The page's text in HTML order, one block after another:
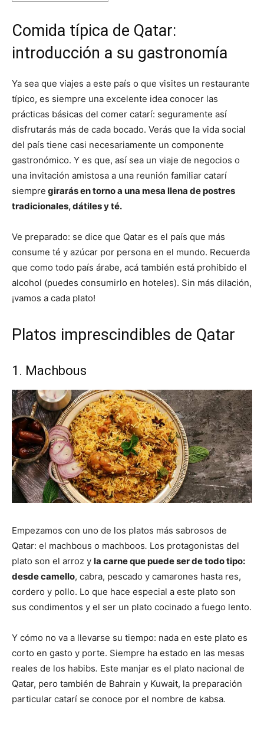
Comida típica de Qatar:
introducción a su gastronomía
Ya sea que viajes a este país o que visites un restaurante
típico, es siempre una excelente idea conocer las
prácticas básicas del comer catarí: seguramente así
disfrutarás más de cada bocado. Verás que la vida social
del país tiene casi necesariamente un componente
gastronómico. Y es que, así sea un viaje de negocios o
una invitación amistosa a una reunión familiar catarí
siempre girarás en torno a una mesa llena de postres
tradicionales, dátiles y té.
Ve preparado: se dice que Qatar es el país que más
consume té y azúcar por persona en el mundo. Recuerda
que como todo país árabe, acá también está prohibido el
alcohol (puedes consumirlo en hoteles). Sin más dilación,
¡vamos a cada plato!
Platos imprescindibles de Qatar
1. Machbous
Empezamos con uno de los platos más sabrosos de
Qatar: el machbous o machboos. Los protagonistas del
plato son el arroz y la carne que puede ser de todo tipo:
desde camello, cabra, pescado y camarones hasta res,
cordero y pollo. Lo que hace especial a este plato son
sus condimentos y el ser un plato cocinado a fuego lento.
Y cómo no va a llevarse su tiempo: nada en este plato es
corto en gasto y porte. Siempre ha estado en las mesas
reales de los habibs. Este manjar es el plato nacional de
Qatar, pero también de Bahrain y Kuwait, la preparación
particular catarí se conoce por el nombre de kabsa.